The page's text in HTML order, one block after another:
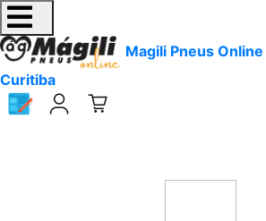
Magili Pneus
Curitiba